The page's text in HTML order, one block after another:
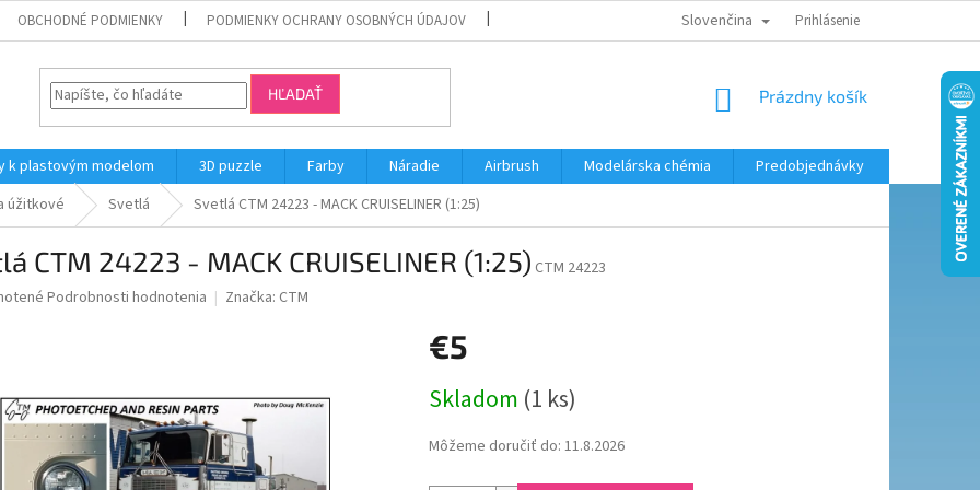
OBCHODNÉ PODMIENKY PODMIENKY OCHRANY OSOBNÝCH ÚDAJOV MODELÁRSKY KRÚŽOK
Slovenčina Prihlásenie
HĽADAŤ
NÁKUPNÝ
Prázdny košík
k plastovým modelom 3D puzzle Farby Náradie Airbrush Modelárska chémia
Predobjednávky
úžitkové Svetlá Svetlá CTM 24223 - MACK CRUISELINER (1:25)
CTM 24223 - MACK CRUISELINER (1:25) CTM 24223
Podrobnosti hodnotenia Značka: CTM
€5
cena:
Skladom (1 ks)
Môžeme doručiť do: 11.8.2026